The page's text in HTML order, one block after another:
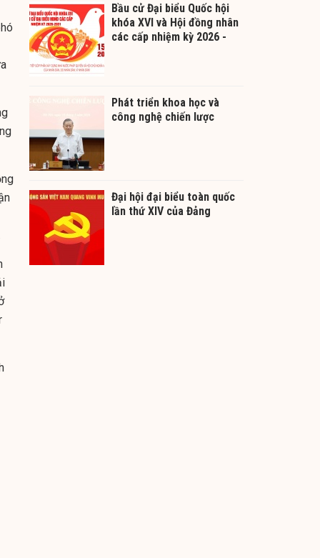
Bầu cử Đại biểu Quốc hội
khóa XVI và Hội đồng nhân
các cấp nhiệm kỳ 2026 -
Phát triển khoa học và
công nghệ chiến lược
Đại hội đại biểu toàn quốc
lần thứ XIV của Đảng